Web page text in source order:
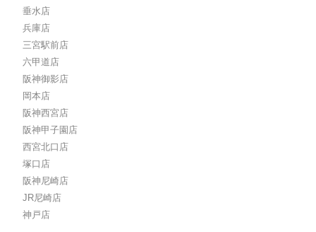
垂水店
兵庫店
三宮駅前店
六甲道店
阪神御影店
岡本店
阪神西宮店
阪神甲子園店
西宮北口店
塚口店
阪神尼崎店
JR尼崎店
神戸店